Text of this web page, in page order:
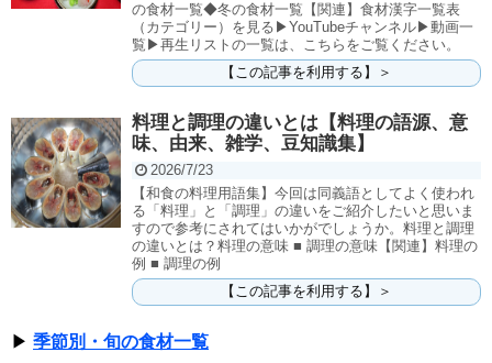
の食材一覧◆冬の食材一覧【関連】食材漢字一覧表
（カテゴリー）を見る▶YouTubeチャンネル▶動画一
覧▶再生リストの一覧は、こちらをご覧ください。
【この記事を利用する】＞
料理と調理の違いとは【料理の語源、意
味、由来、雑学、豆知識集】
2026/7/23
【和食の料理用語集】今回は同義語としてよく使われ
る「料理」と「調理」の違いをご紹介したいと思いま
すので参考にされてはいかがでしょうか。料理と調理
の違いとは？料理の意味 ■ 調理の意味【関連】料理の
例 ■ 調理の例
【この記事を利用する】＞
▶ 季節別・旬の食材一覧